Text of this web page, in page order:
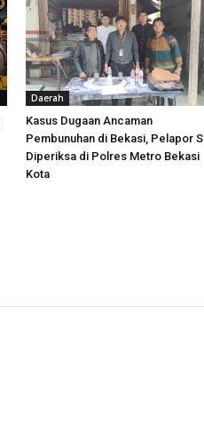
Daerah
Kasus Dugaan Ancaman
Pembunuhan di Bekasi, Pelapor
Diperiksa di Polres Metro Bekasi
Kota